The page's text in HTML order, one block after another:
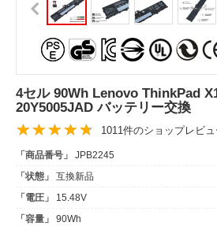
4セル 90Wh Lenovo ThinkPad
20Y5005JAD バッテリー交換
1011件のショップレビュ
「商品番号」
JPB2245
「状態」
互換新品
「電圧」
15.48V
「容量」
90Wh